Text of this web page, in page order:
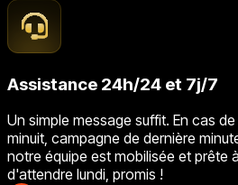
Assistance 24h/24 et 7j/7
Un simple message suffit. En cas
minuit, campagne de dernière
notre équipe est mobilisée et prête
d'attendre lundi, promis !